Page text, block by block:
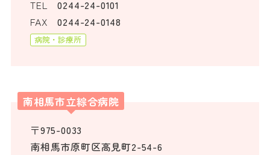
TEL
0244-24-0101
FAX
0244-24-0148
病院・診療所
南相馬市立綜合病院
〒975-0033
南相馬市原町区高見町2-54-6